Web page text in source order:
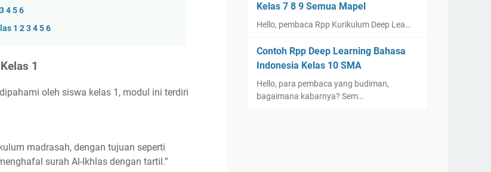
4 5 6
1 2 3 4 5 6
1
oleh siswa kelas 1, modul ini terdiri
madrasah, dengan tujuan seperti
surah Al-Ikhlas dengan tartil.”
Kelas 7 8 9 Semua Mapel
Hello, pembaca Rpp Kurikulum Deep Lea…
Contoh Rpp Deep Learning Bahasa
Indonesia Kelas 10 SMA
Hello, para pembaca yang budiman,
bagaimana kabarnya? Sem…